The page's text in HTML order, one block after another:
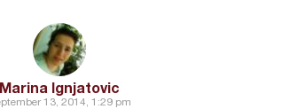
Marina Ignjatovic
13, 2014, 1:29 pm